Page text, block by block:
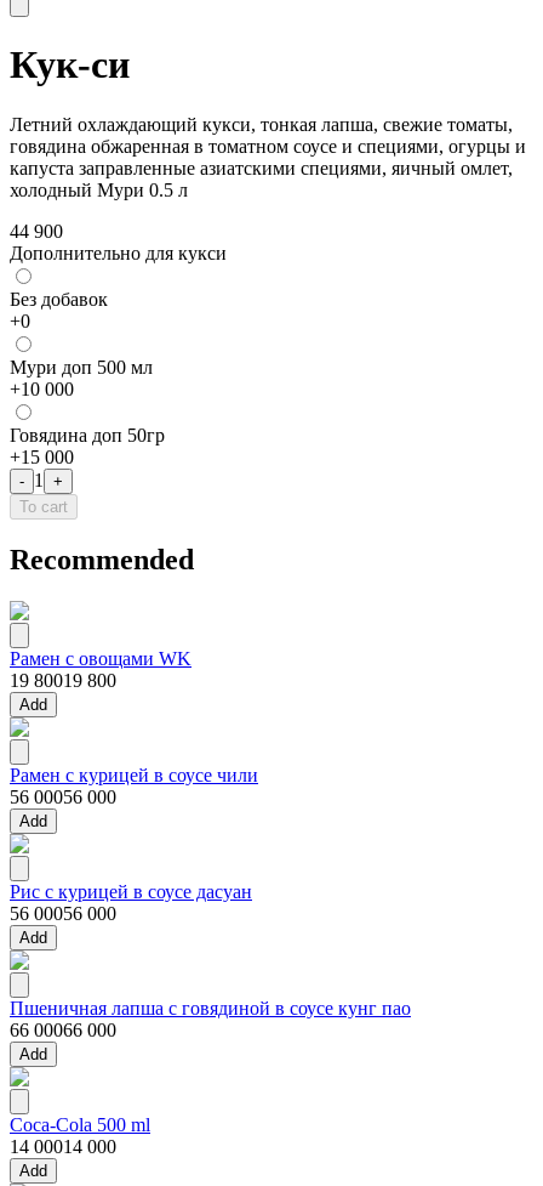
Кук-си
Летний охлаждающий кукси, тонкая лапша, свежие томаты,
говядина обжаренная в томатном соусе и специями, огурцы и
капуста заправленные азиатскими специями, яичный омлет,
холодный Мури 0.5 л
44 900
Дополнительно для кукси
Без добавок
+0
Мури доп 500 мл
+10 000
Говядина доп 50гр
+15 000
- 1
+
To cart
Recommended
Рамен с овощами WK
19 80019 800
Add
Рамен с курицей в соусе чили
56 00056 000
Add
Рис с курицей в соусе дасуан
56 00056 000
Add
Пшеничная лапша с говядиной в соусе кунг пао
66 00066 000
Add
Coca-Cola 500 ml
14 00014 000
Add